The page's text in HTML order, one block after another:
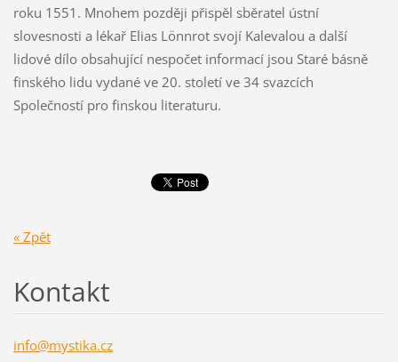
roku 1551. Mnohem později přispěl sběratel ústní
slovesnosti a lékař Elias Lönnrot svojí Kalevalou a další
lidové dílo obsahující nespočet informací jsou Staré básně
finského lidu vydané ve 20. století ve 34 svazcích
Společností pro finskou literaturu.
« Zpět
Kontakt
info@mystika.cz